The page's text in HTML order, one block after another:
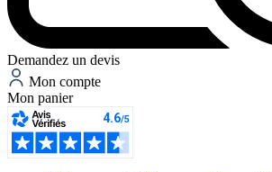
Demandez un devis
Mon compte
Mon panier